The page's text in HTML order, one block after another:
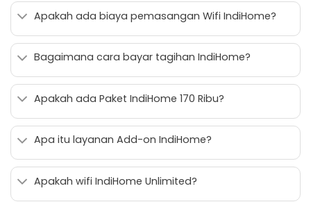
Apakah ada biaya pemasangan Wifi IndiHome?
Bagaimana cara bayar tagihan IndiHome?
Apakah ada Paket IndiHome 170 Ribu?
Apa itu layanan Add-on IndiHome?
Apakah wifi IndiHome Unlimited?